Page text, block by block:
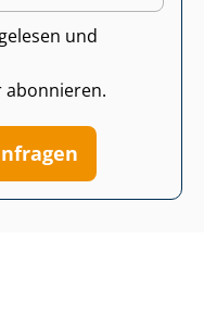
gelesen und
abonnieren.